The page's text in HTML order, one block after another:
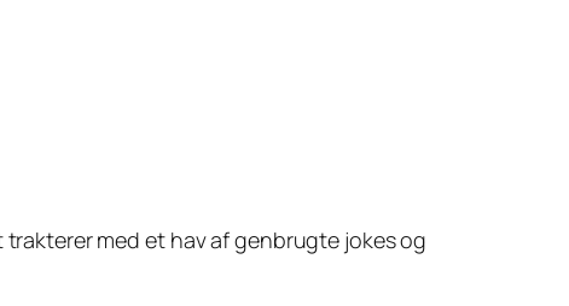
med et hav af genbrugte jokes og